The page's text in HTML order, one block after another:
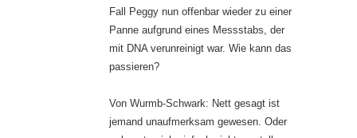
Fall Peggy nun offenbar wieder zu einer
Panne aufgrund eines Messstabs, der
mit DNA verunreinigt war. Wie kann das
passieren?
Von Wurmb-Schwark: Nett gesagt ist
jemand unaufmerksam gewesen. Oder